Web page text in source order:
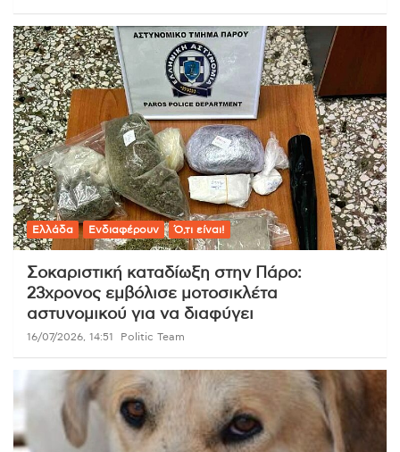
Ελλάδα Ενδιαφέρουν Ό,τι είναι!
Σοκαριστική καταδίωξη στην Πάρο:
23χρονος εμβόλισε μοτοσικλέτα
αστυνομικού για να διαφύγει
16/07/2026, 14:51 Politic Team